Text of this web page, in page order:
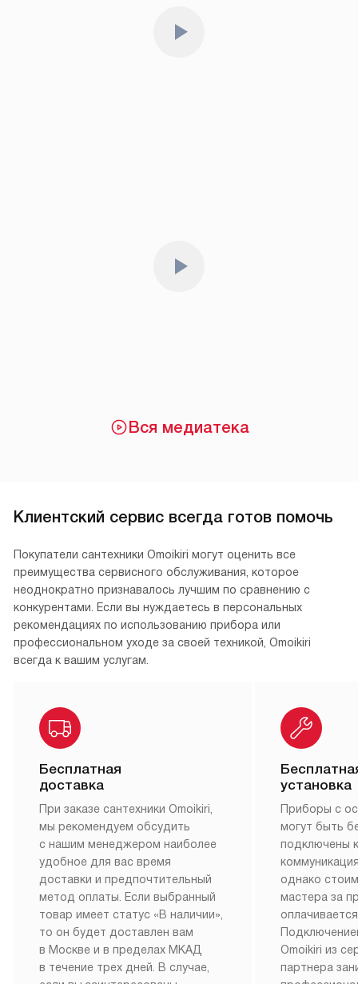
Вся медиатека
Клиентский сервис всегда готов помочь
Покупатели сантехники Omoikiri могут оценить все
преимущества сервисного обслуживания, которое
неоднократно признавалось лучшим по сравнению с
конкурентами. Если вы нуждаетесь в персональных
рекомендациях по использованию прибора или
профессиональном уходе за своей техникой, Omoikiri
всегда к вашим услугам.
Бесплатная
доставка
При заказе сантехники Omoikiri,
мы рекомендуем обсудить
с нашим менеджером наиболее
удобное для вас время
доставки и предпочтительный
метод оплаты. Если выбранный
товар имеет статус «В наличии»,
то он будет доставлен вам
в Москве и в пределах МКАД
в течение трех дней. В случае,
установка
Приборы с
могут быть
подключены
однако
мастера за
Omoikiri из
партнера